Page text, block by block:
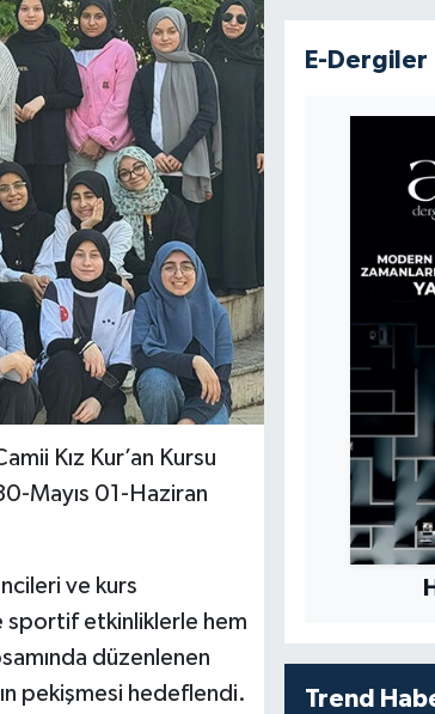
Kız Kur’an Kursu
Mayıs 01-Haziran
ve kurs
sportif etkinliklerle hem
düzenlenen
pekişmesi hedeflendi.
E-Dergiler
Trend